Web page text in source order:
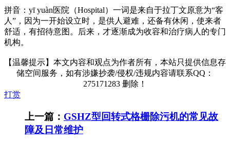
拼音：yī yuàn医院（Hospital）一词是来自于拉丁文原意为“客
人”，因为一开始设立时，是供人避难，还备有休闲，使来者
舒适，有招待意图。后来，才逐渐成为收容和治疗病人的专门
机构。
【温馨提示】本文内容和观点为作者所有，本站只提供信息存
储空间服务，如有涉嫌抄袭/侵权/违规内容请联系QQ：
275171283 删除！
打赏
上一篇： GSHZ型回转式格栅除污机的常见故
障及日常维护